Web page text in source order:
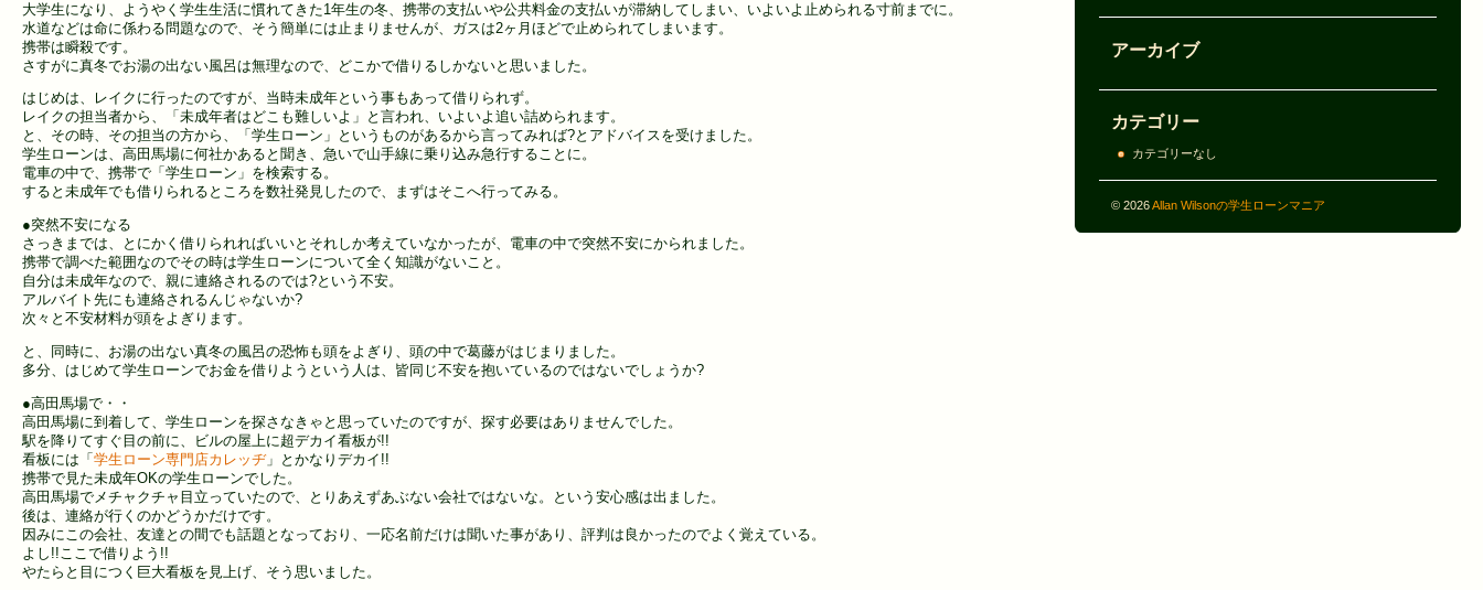
アーカイブ
カテゴリー
カテゴリーなし
© 2026Allan Wilsonの学生ローンマニア
大学生になり、ようやく学生生活に慣れてきた1年生の冬、携帯の支払いや公共料金の支払いが滞納してしまい、いよいよ止められる寸前までに。
水道などは命に係わる問題なので、そう簡単には止まりませんが、ガスは2ヶ月ほどで止められてしまいます。
携帯は瞬殺です。
さすがに真冬でお湯の出ない風呂は無理なので、どこかで借りるしかないと思いました。
はじめは、レイクに行ったのですが、当時未成年という事もあって借りられず。
レイクの担当者から、「未成年者はどこも難しいよ」と言われ、いよいよ追い詰められます。
と、その時、その担当の方から、「学生ローン」というものがあるから言ってみれば?とアドバイスを受けました。
学生ローンは、高田馬場に何社かあると聞き、急いで山手線に乗り込み急行することに。
電車の中で、携帯で「学生ローン」を検索する。
すると未成年でも借りられるところを数社発見したので、まずはそこへ行ってみる。
●突然不安になる
さっきまでは、とにかく借りられればいいとそれしか考えていなかったが、電車の中で突然不安にかられました。
携帯で調べた範囲なのでその時は学生ローンについて全く知識がないこと。
自分は未成年なので、親に連絡されるのでは?という不安。
アルバイト先にも連絡されるんじゃないか?
次々と不安材料が頭をよぎります。
と、同時に、お湯の出ない真冬の風呂の恐怖も頭をよぎり、頭の中で葛藤がはじまりました。
多分、はじめて学生ローンでお金を借りようという人は、皆同じ不安を抱いているのではないでしょうか?
●高田馬場で・・
高田馬場に到着して、学生ローンを探さなきゃと思っていたのですが、探す必要はありませんでした。
駅を降りてすぐ目の前に、ビルの屋上に超デカイ看板が!!
看板には「学生ローン専門店カレッヂ」とかなりデカイ!!
携帯で見た未成年OKの学生ローンでした。
高田馬場でメチャクチャ目立っていたので、とりあえずあぶない会社ではないな。という安心感は出ました。
後は、連絡が行くのかどうかだけです。
因みにこの会社、友達との間でも話題となっており、一応名前だけは聞いた事があり、評判は良かったのでよく覚えている。
よし!!ここで借りよう!!
やたらと目につく巨大看板を見上げ、そう思いました。